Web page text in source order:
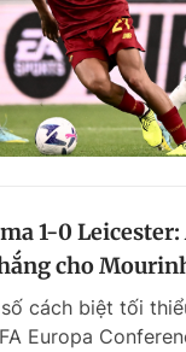
1-0
cho
cách biệt tối
Europa